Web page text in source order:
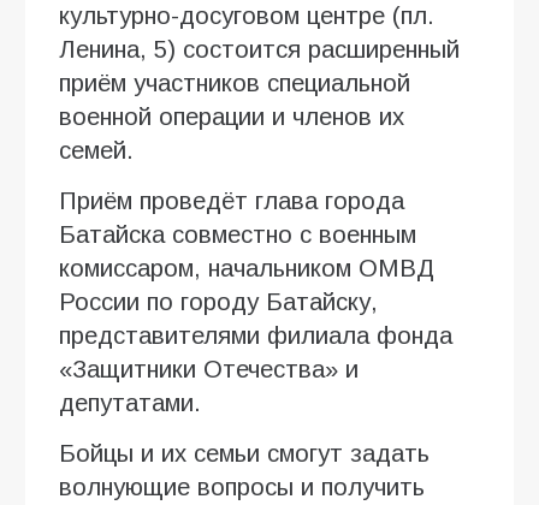
культурно-досуговом центре (пл.
Ленина, 5) состоится расширенный
приём участников специальной
военной операции и членов их
семей.
Приём проведёт глава города
Батайска совместно с военным
комиссаром, начальником ОМВД
России по городу Батайску,
представителями филиала фонда
«Защитники Отечества» и
депутатами.
Бойцы и их семьи смогут задать
волнующие вопросы и получить